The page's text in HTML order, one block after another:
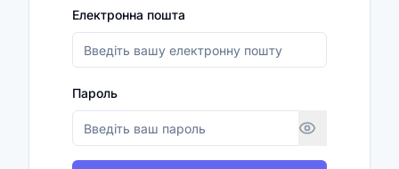
Електронна пошта
Пароль